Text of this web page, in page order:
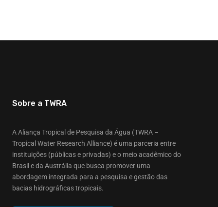
Sobre a TWRA
A Aliança Tropical de Pesquisa da Água (TWRA –
Tropical Water Research Alliance) é uma parceria entre
instituições (públicas e privadas) e o meio acadêmico do
Brasil e da Austrália que busca promover uma
abordagem integrada para a pesquisa e gestão das
bacias hidrográficas tropicais.